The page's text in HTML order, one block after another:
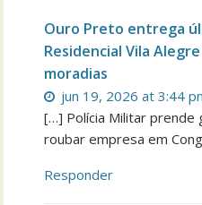
Ouro Preto entrega
Residencial Vila
moradias
jun 19, 2026 at 3:44
[…] Polícia Militar prende
roubar empresa em
Responder